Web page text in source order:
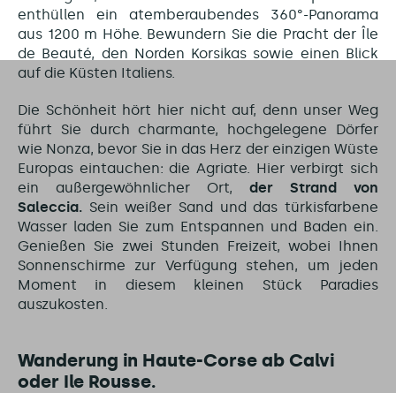
enthüllen ein atemberaubendes 360°-Panorama
aus 1200 m Höhe. Bewundern Sie die Pracht der Île
de Beauté, den Norden Korsikas sowie einen Blick
auf die Küsten Italiens.
Die Schönheit hört hier nicht auf, denn unser Weg
führt Sie durch charmante, hochgelegene Dörfer
wie Nonza, bevor Sie in das Herz der einzigen Wüste
Europas eintauchen: die Agriate. Hier verbirgt sich
ein außergewöhnlicher Ort, der Strand von
Saleccia. Sein weißer Sand und das türkisfarbene
Wasser laden Sie zum Entspannen und Baden ein.
Genießen Sie zwei Stunden Freizeit, wobei Ihnen
Sonnenschirme zur Verfügung stehen, um jeden
Moment in diesem kleinen Stück Paradies
auszukosten.
Wanderung in Haute-Corse ab Calvi
oder Ile Rousse.